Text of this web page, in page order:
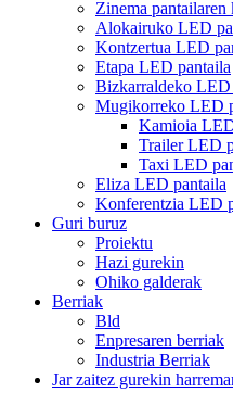
Zinema pantailaren
Alokairuko LED
Kontzertua LED
Etapa LED pantaila
Bizkarraldeko LED
Mugikorreko LED
Kamioia
Trailer LED
Taxi LED
Eliza LED pantaila
Konferentzia LED
Guri buruz
Proiektu
Hazi gurekin
Ohiko galderak
Berriak
Bld
Enpresaren berriak
Industria Berriak
Jar zaitez gurekin